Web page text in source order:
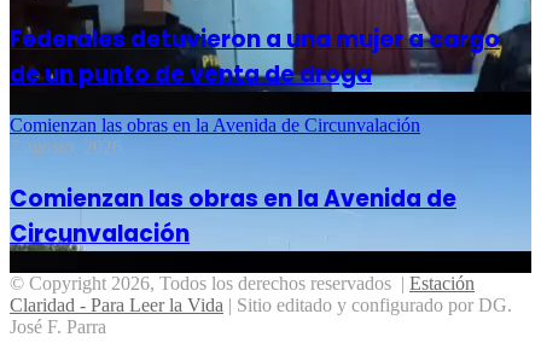
Federales detuvieron a una mujer a cargo
de un punto de venta de droga
Comienzan las obras en la Avenida de Circunvalación
7 agosto, 2026
Comienzan las obras en la Avenida de
Circunvalación
© Copyright 2026, Todos los derechos reservados | Estación
Claridad - Para Leer la Vida | Sitio editado y configurado por DG.
José F. Parra